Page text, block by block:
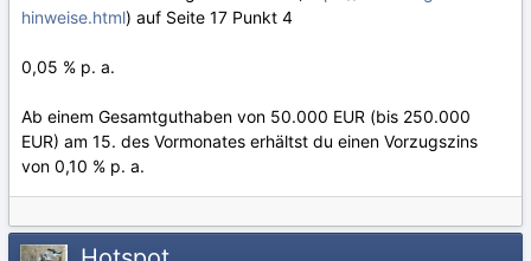
hinweise.html) auf Seite 17 Punkt 4
0,05 % p. a.
Ab einem Gesamtguthaben von 50.000 EUR (bis 250.000
EUR) am 15. des Vormonates erhältst du einen Vorzugszins
von 0,10 % p. a.